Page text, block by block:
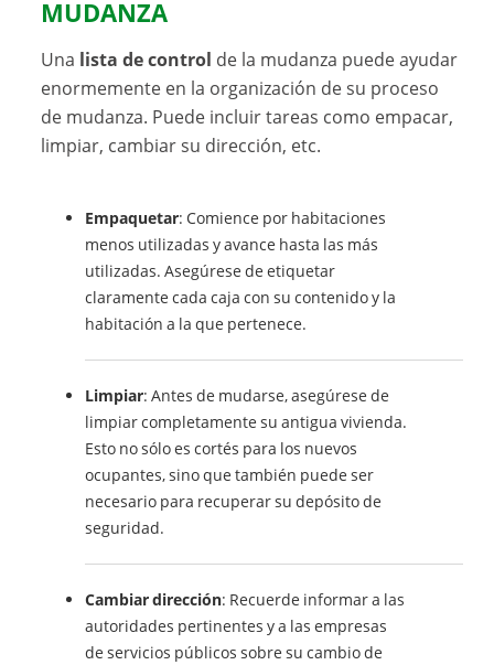
MUDANZA
Una lista de control de la mudanza puede ayudar
enormemente en la organización de su proceso
de mudanza. Puede incluir tareas como empacar,
limpiar, cambiar su dirección, etc.
Empaquetar: Comience por habitaciones
menos utilizadas y avance hasta las más
utilizadas. Asegúrese de etiquetar
claramente cada caja con su contenido y la
habitación a la que pertenece.
Limpiar: Antes de mudarse, asegúrese de
limpiar completamente su antigua vivienda.
Esto no sólo es cortés para los nuevos
ocupantes, sino que también puede ser
necesario para recuperar su depósito de
seguridad.
Cambiar dirección: Recuerde informar a las
autoridades pertinentes y a las empresas
de servicios públicos sobre su cambio de